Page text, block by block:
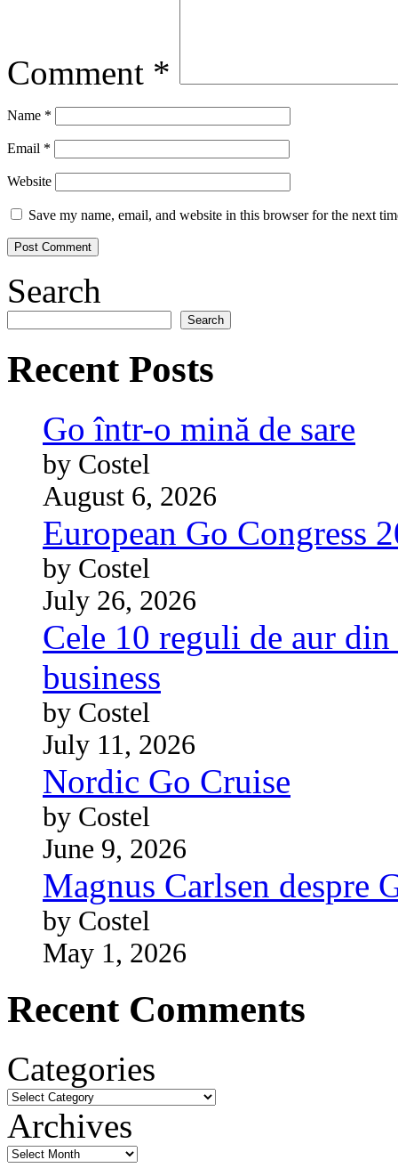
Comment *
Name *
Email *
Website
Save my name, email, and website in this browser for the next
Search
Search
Recent Posts
Go într-o mină de sare
by Costel
August 6, 2026
European Go Congress
by Costel
July 26, 2026
Cele 10 reguli de aur
business
by Costel
July 11, 2026
Nordic Go Cruise
by Costel
June 9, 2026
Magnus Carlsen despre
by Costel
May 1, 2026
Recent Comments
Categories
Archives